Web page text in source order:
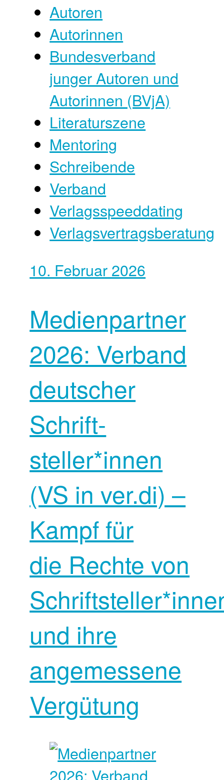
Autoren
Autorinnen
Bundesverband
junger Autoren und
Autorinnen (BVjA)
Literaturszene
Mentoring
Schreibende
Verband
Verlagsspeeddating
Verlagsvertragsberatung
10. Februar 2026
Medienpartner
2026: Verband
deutscher
Schrift­
steller*innen
(VS in ver.di) –
Kampf für
die Rechte von
und ihre
angemessene
Vergütung